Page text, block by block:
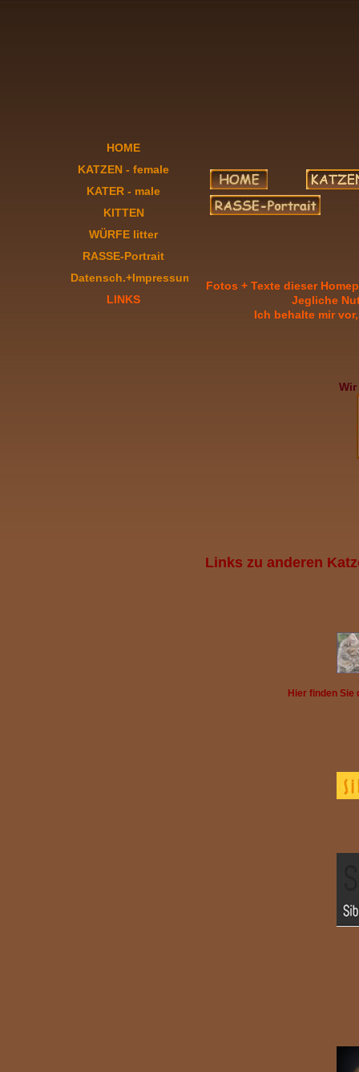
HOME
KATZEN - female
KATER - male
KITTEN
WÜRFE litter
RASSE-Portrait
Sibirische Katze
Datensch.+Impressum
LINKS
Fotos + Texte dieser
Jegliche
Ich behalte mir
Links zu anderen
Hier finden Sie